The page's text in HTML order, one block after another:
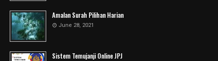
Amalan Surah Pilihan Harian
June 28, 2021
Sistem Temujanji Online JPJ